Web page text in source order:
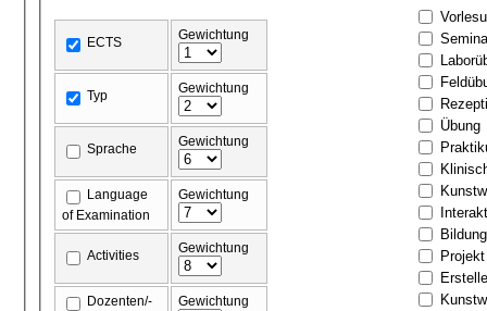
ECTS Gewichtung
Typ Gewichtung
Sprache Gewichtung
Language
of Examination
Gewichtung
Activities Gewichtung
Dozenten/-
Gewichtung
Übung
Projekt